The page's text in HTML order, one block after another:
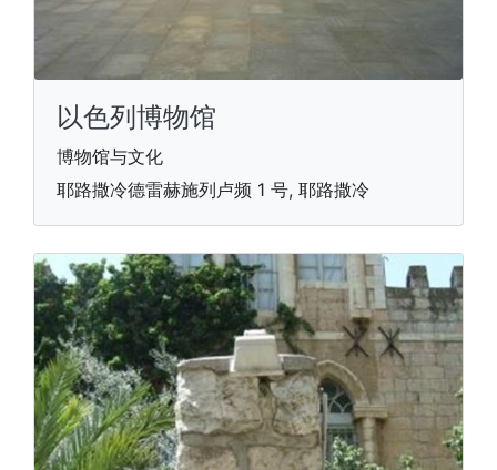
以色列博物馆
博物馆与文化
耶路撒冷德雷赫施列卢频 1 号, 耶路撒冷